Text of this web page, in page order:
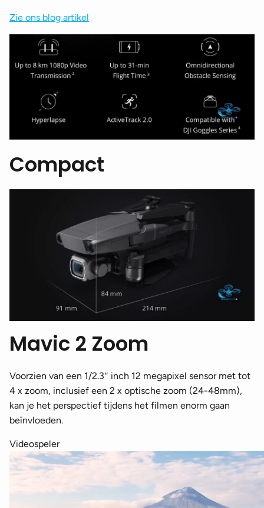
Zie ons blog artikel
Compact
Mavic 2 Zoom
Voorzien van een 1/2.3″ inch 12 megapixel sensor met tot
4 x zoom, inclusief een 2 x optische zoom (24-48mm),
kan je het perspectief tijdens het filmen enorm gaan
beïnvloeden.
Videospeler